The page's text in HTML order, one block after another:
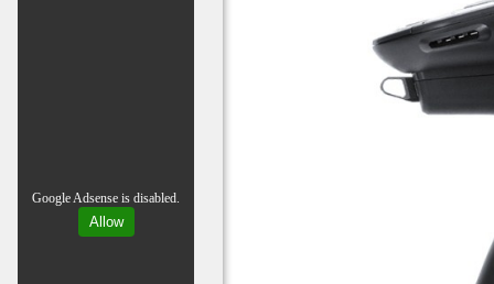
Google Adsense is disabled.
Allow